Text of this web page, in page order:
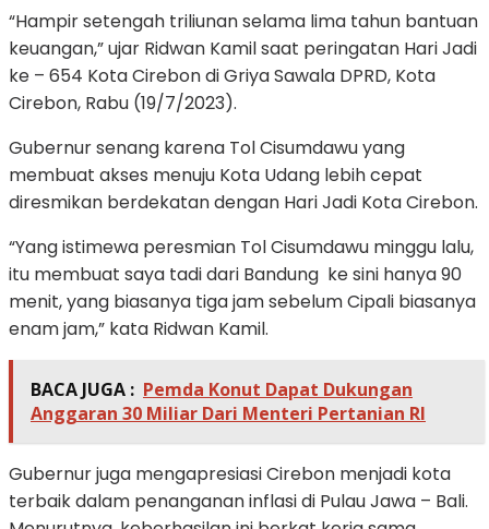
“Hampir setengah triliunan selama lima tahun bantuan
keuangan,” ujar Ridwan Kamil saat peringatan Hari Jadi
ke – 654 Kota Cirebon di Griya Sawala DPRD, Kota
Cirebon, Rabu (19/7/2023).
Gubernur senang karena Tol Cisumdawu yang
membuat akses menuju Kota Udang lebih cepat
diresmikan berdekatan dengan Hari Jadi Kota Cirebon.
“Yang istimewa peresmian Tol Cisumdawu minggu lalu,
itu membuat saya tadi dari Bandung ke sini hanya 90
menit, yang biasanya tiga jam sebelum Cipali biasanya
enam jam,” kata Ridwan Kamil.
BACA JUGA : Pemda Konut Dapat Dukungan
Anggaran 30 Miliar Dari Menteri Pertanian RI
Gubernur juga mengapresiasi Cirebon menjadi kota
terbaik dalam penanganan inflasi di Pulau Jawa – Bali.